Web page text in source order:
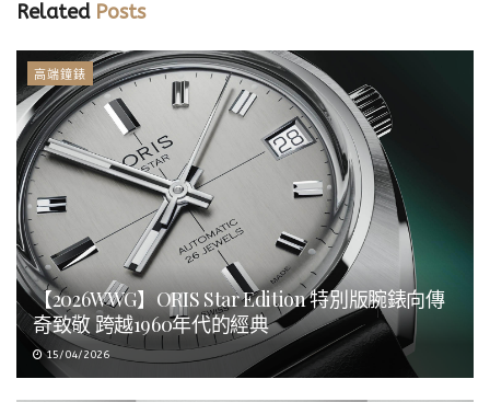
RelatedPosts
高端鐘錶
【2026WWG】ORIS Star Edition 特別版腕錶向傳
奇致敬 跨越1960年代的經典
15/04/2026